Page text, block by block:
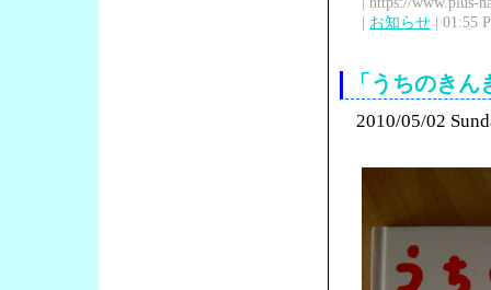
| お知らせ | 01:55
「うちのき
2010/05/02